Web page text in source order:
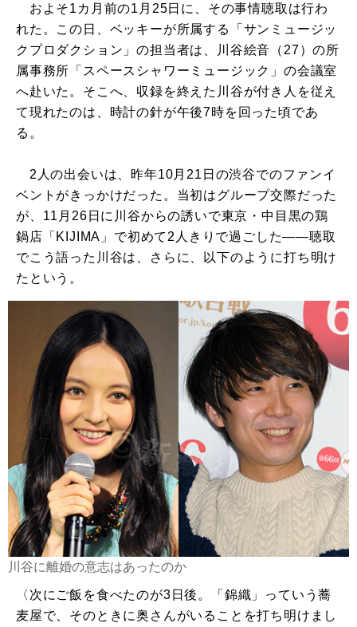
およそ1カ月前の1月25日に、その事情聴取は行わ
れた。この日、ベッキーが所属する「サンミュージッ
クプロダクション」の担当者は、川谷絵音（27）の所
属事務所「スペースシャワーミュージック」の会議室
へ赴いた。そこへ、収録を終えた川谷が付き人を従え
て現れたのは、時計の針が午後7時を回った頃であ
る。
2人の出会いは、昨年10月21日の渋谷でのファンイ
ベントがきっかけだった。当初はグループ交際だった
が、11月26日に川谷からの誘いで東京・中目黒の鶏
鍋店「KIJIMA」で初めて2人きりで過ごした――聴取
でこう語った川谷は、さらに、以下のように打ち明け
たという。
川谷に離婚の意志はあったのか
〈次にご飯を食べたのが3日後。「錦織」っていう蕎
麦屋で、そのときに奥さんがいることを打ち明けまし